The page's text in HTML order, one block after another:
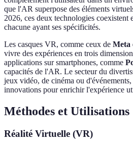
que l'AR superpose des éléments
2026, ces deux technologies coexistent
chacune ayant ses spécificités.
Les casques VR, comme ceux de Meta
vivre des expériences en trois
applications sur smartphones, comme
capacités de l'AR. Le secteur du
jeux vidéo, de cinéma ou
innovations pour enrichir l'expérience
Méthodes et Utilisations
Réalité Virtuelle (VR)